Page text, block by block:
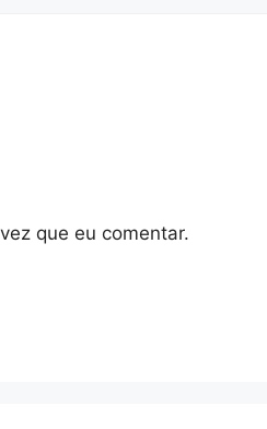
que eu comentar.